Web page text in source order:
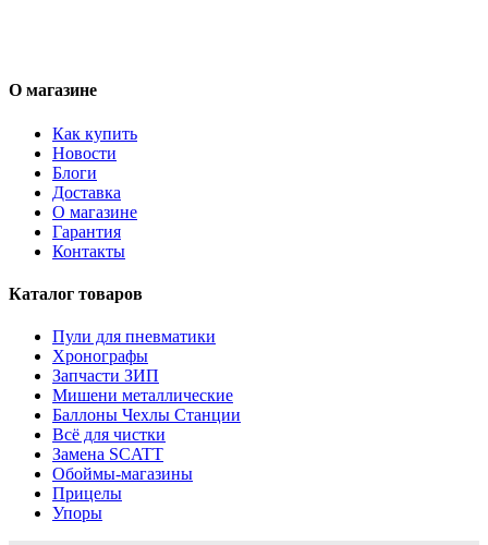
О магазине
Как купить
Новости
Блоги
Доставка
О магазине
Гарантия
Контакты
Каталог товаров
Пули для пневматики
Хронографы
Запчасти ЗИП
Мишени металлические
Баллоны Чехлы Станции
Всё для чистки
Замена SCATT
Обоймы-магазины
Прицелы
Упоры